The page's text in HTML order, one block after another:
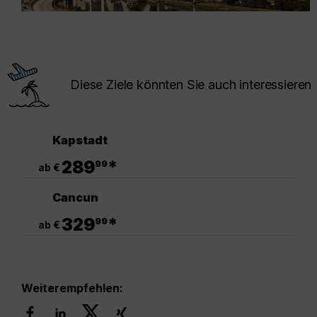
Diese Ziele könnten Sie auch interessieren
Kapstadt
ab € 28999*
Cancun
ab € 32999*
Weiterempfehlen: